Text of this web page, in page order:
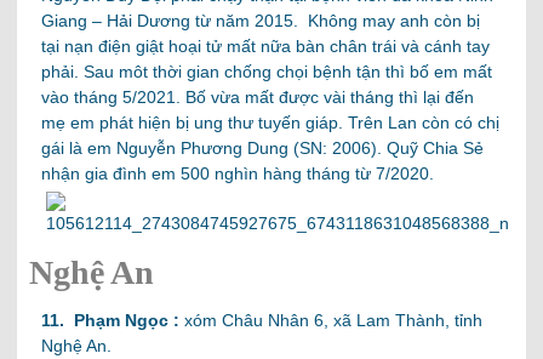
Giang – Hải Dương từ năm 2015. Không may anh còn bị
tại nạn điện giật hoại tử mất nữa bàn chân trái và cánh tay
phải. Sau môt thời gian chống chọi bệnh tận thì bố em mất
vào tháng 5/2021. Bố vừa mất được vài tháng thì lại đến
mẹ em phát hiện bị ung thư tuyến giáp. Trên Lan còn có chị
gái là em Nguyễn Phương Dung (SN: 2006). Quỹ Chia Sẻ
nhận gia đình em 500 nghìn hàng tháng từ 7/2020.
Nghệ An
11. Phạm Ngọc :xóm Châu Nhân 6, xã Lam Thành, tỉnh
Nghệ An